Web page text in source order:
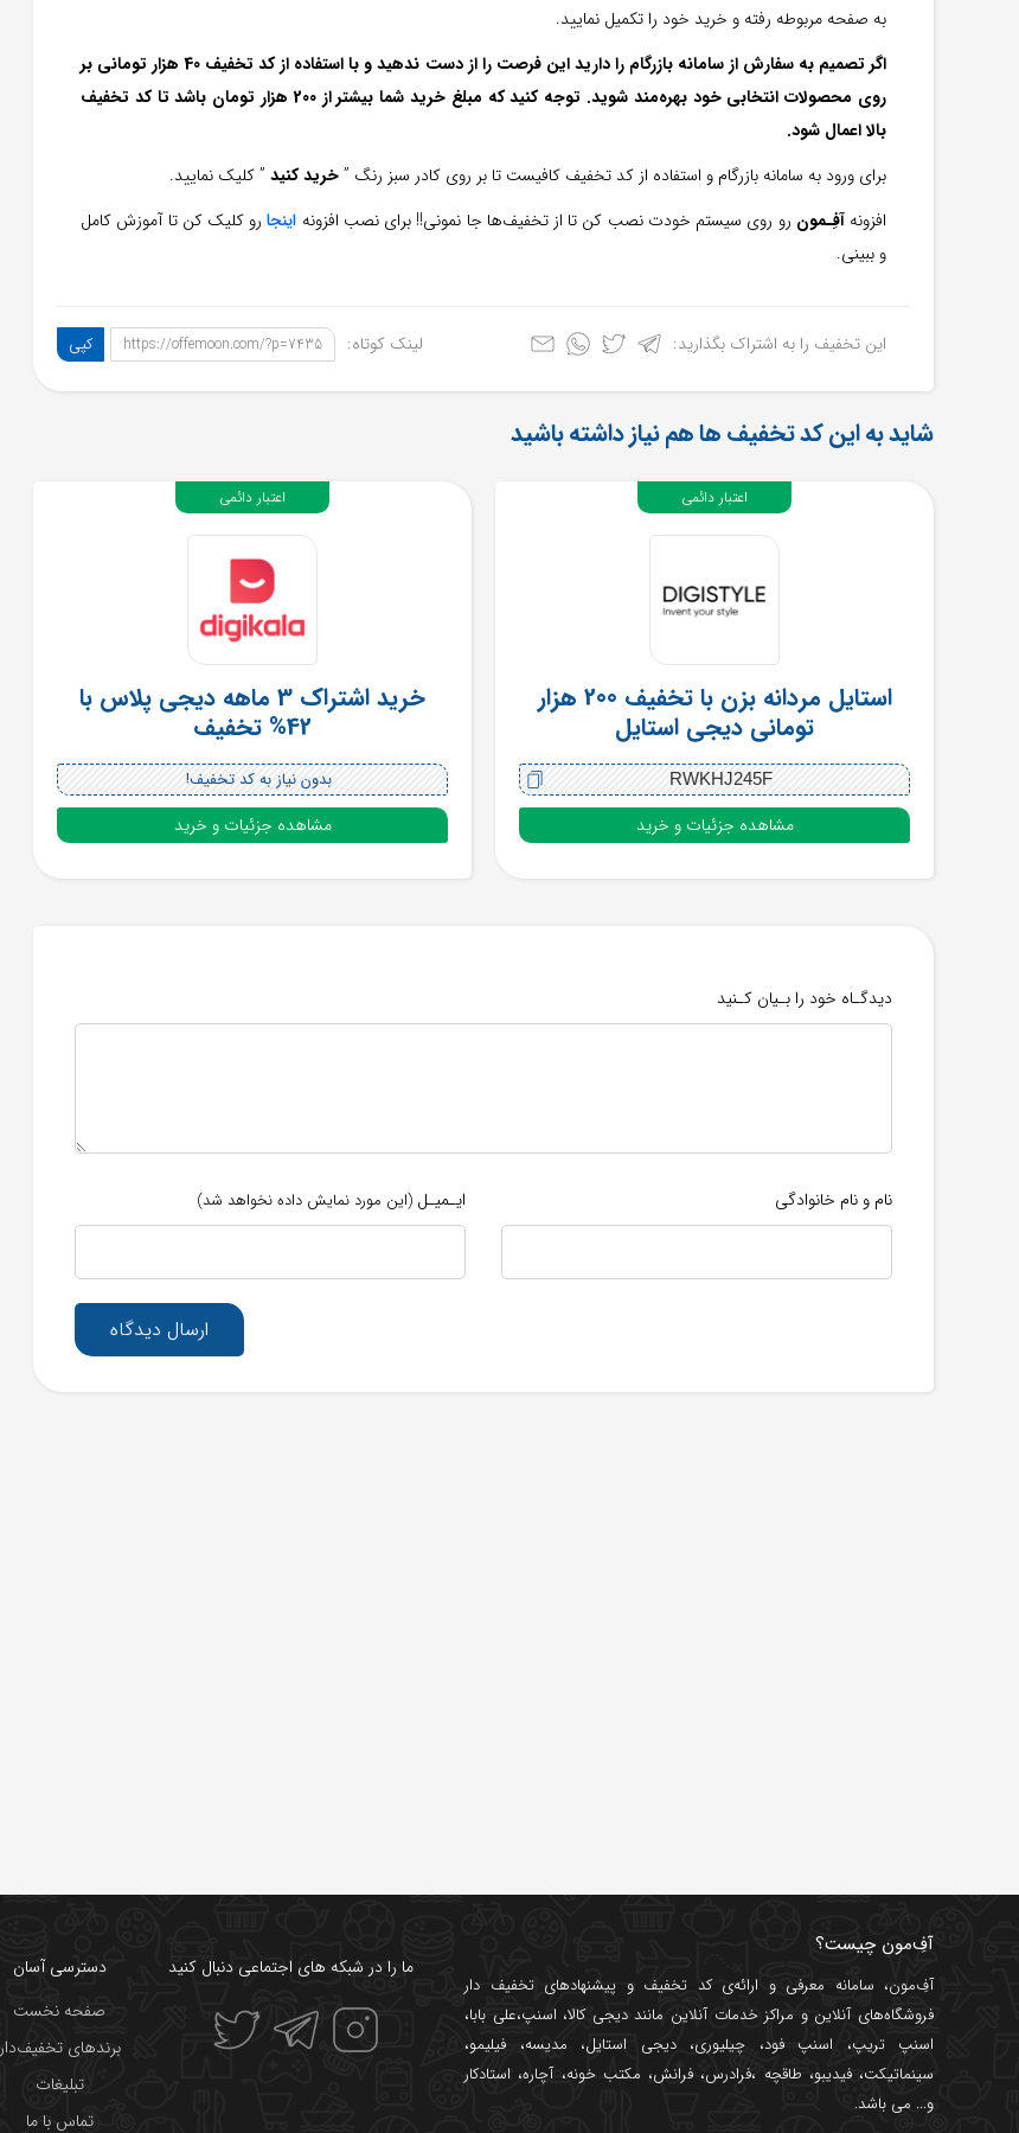
به صفحه مربوطه رفته و خرید خود را تکمیل نمایید.
اگر تصمیم به سفارش از سامانه بازرگام را دارید این فرصت را از دست ندهید و با استفاده از کد تخفیف 40 هزار تومانی بر
روی محصولات انتخابی خود بهره‌مند شوید. توجه کنید که مبلغ خرید شما بیشتر از 200 هزار تومان باشد تا کد تخفیف
بالا اعمال شود.
برای ورود به سامانه بازرگام و استفاده از کد تخفیف کافیست تا بر روی کادر سبز رنگ ”خرید کنید ” کلیک نمایید.
افزونهآفِـمون رو روی سیستم خودت نصب کن تا از تخفیف‌ها جا نمونی!! برای نصب افزونه اینجارو کلیک کن تا آموزش کامل
و ببینی.
این تخفیف را به اشتراک بگذارید: لینک کوتاه: https://offemoon.com/?p=7435 کپی
شاید به این کد تخفیف ها هم نیاز داشته باشید
استایل مردانه بزن با تخفیف 200 هزار
تومانی دیجی استایل
RWKHJ245F
مشاهده جزئیات و خرید
اعتبار دائمی
خرید اشتراک 3 ماهه دیجی پلاس با
42% تخفیف
بدون نیاز به کد تخفیف!
مشاهده جزئیات و خرید
اعتبار دائمی
دیدگـاه خود را بـیان کـنید
نام و نام خانوادگی ایـمیـل (این مورد نمایش داده نخواهد شد)
ارسال دیدگاه
آفِ‌مون چیست؟
آفِ‌مون، سامانه معرفی و ارائه‌یکد تخفیف و پیشنهادهای تخفیف دار
فروشگاه‌های آنلاین و مراکز خدمات آنلاین ماننددیجی کالا، اسنپ،علی بابا،
اسنپ تریپ، اسنپ فود، چیلیوری،دیجی استایل، مدیسه، فیلیمو،
سینماتیکت،فیدیبو، طاقچه ،فرادرس، فرانش، مکتب خونه،آچاره، استادکار
و... می باشد.
ما را در شبکه های اجتماعی دنبال کنید
دسترسی آسان
صفحه نخست
برندهای تخفیف‌دار
تبلیغات
تماس با ما